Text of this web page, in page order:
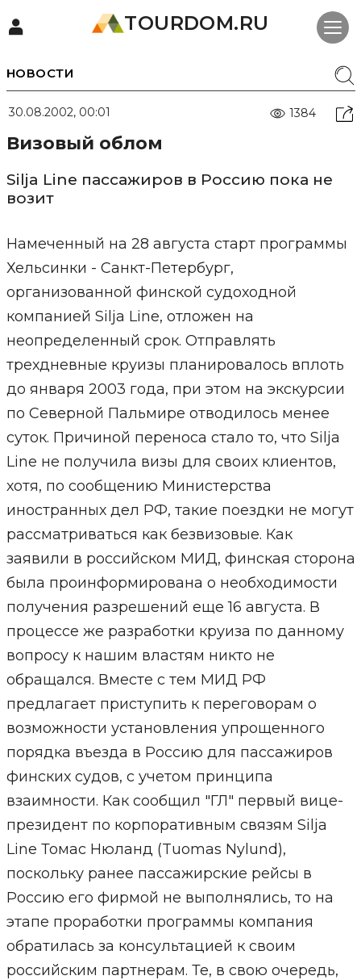
TOURDOM.RU
НОВОСТИ
30.08.2002, 00:01 1384
Визовый облом
Silja Line пассажиров в Россию пока не
возит
Намеченный на 28 августа старт программы
Хельсинки - Санкт-Петербург,
организованной финской судоходной
компанией Silja Line, отложен на
неопределенный срок. Отправлять
трехдневные круизы планировалось вплоть
до января 2003 года, при этом на экскурсии
по Северной Пальмире отводилось менее
суток. Причиной переноса стало то, что Silja
Line не получила визы для своих клиентов,
хотя, по сообщению Министерства
иностранных дел РФ, такие поездки не могут
рассматриваться как безвизовые. Как
заявили в российском МИД, финская сторона
была проинформирована о необходимости
получения разрешений еще 16 августа. В
процессе же разработки круиза по данному
вопросу к нашим властям никто не
обращался. Вместе с тем МИД РФ
предлагает приступить к переговорам о
возможности установления упрощенного
порядка въезда в Россию для пассажиров
финских судов, с учетом принципа
взаимности. Как сообщил "ГЛ" первый вице-
президент по корпоративным связям Silja
Line Томас Нюланд (Tuomas Nylund),
поскольку ранее пассажирские рейсы в
Россию его фирмой не выполнялись, то на
этапе проработки программы компания
обратилась за консультацией к своим
российским партнерам. Те, в свою очередь,